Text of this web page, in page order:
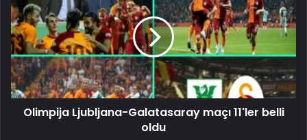
Olimpija Ljubljana-Galatasaray maçı 11'ler belli
oldu